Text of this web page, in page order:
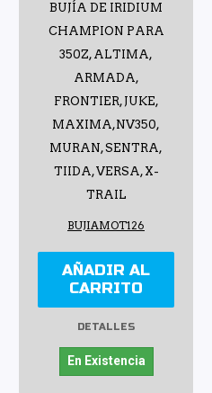
BUJÍA DE IRIDIUM
CHAMPION PARA
350Z, ALTIMA,
ARMADA,
FRONTIER, JUKE,
MAXIMA,NV350,
MURAN, SENTRA,
TIIDA, VERSA, X-
TRAIL
BUJIAMOT126
AÑADIR AL
CARRITO
DETALLES
En Existencia